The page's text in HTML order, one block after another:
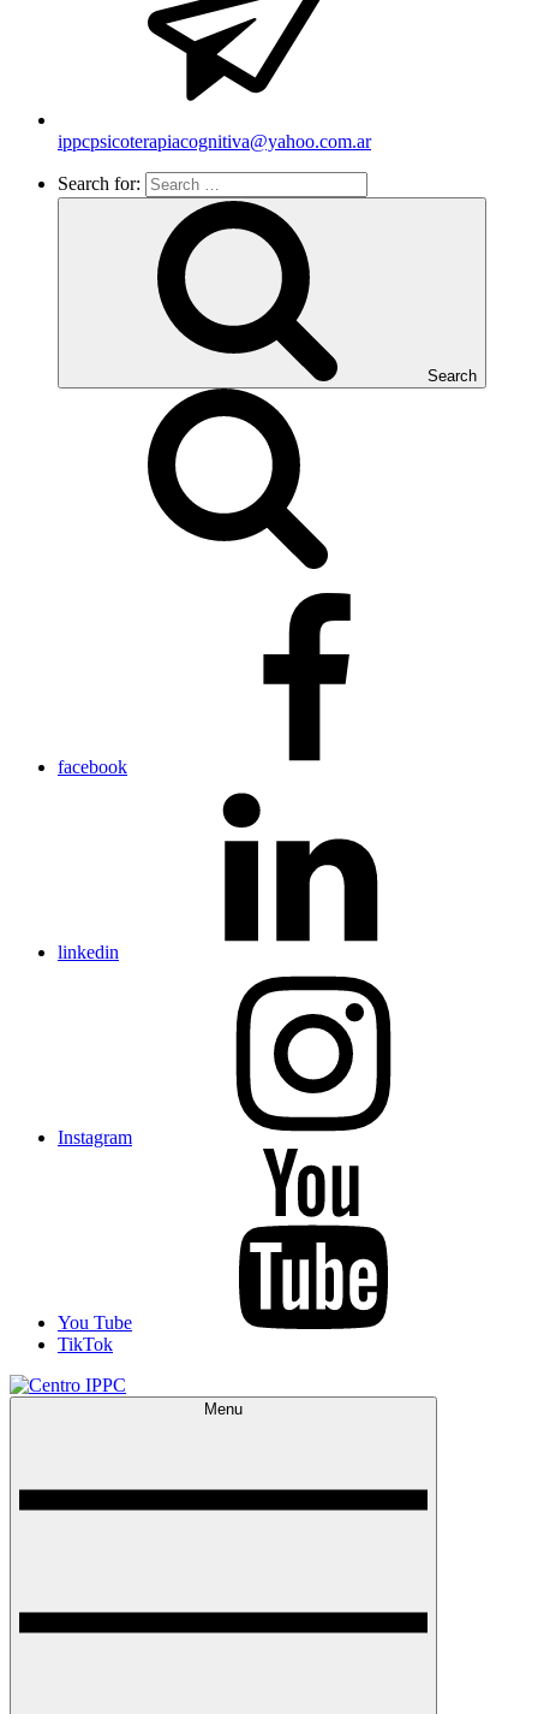
ippcpsicoterapiacognitiva@yahoo.com.ar
Search for:
Search
facebook
linkedin
Instagram
You Tube
TikTok
Menu